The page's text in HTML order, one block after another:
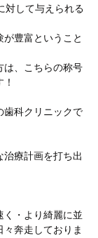
対して与えられる
豊富ということ
は、こちらの称号
歯科クリニックで
療計画を打ち出
く・より綺麗に並
奔走しておりま